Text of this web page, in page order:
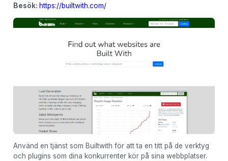
Besök: https://builtwith.com/
Använd en tjänst som Builtwith för att ta en titt på de verktyg
och plugins som dina konkurrenter kör på sina webbplatser.